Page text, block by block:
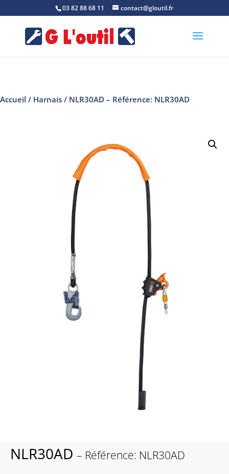
03 82 88 68 11 contact@gloutil.fr
Accueil / Harnais/ NLR30AD – Référence: NLR30AD
NLR30AD – Référence: NLR30AD